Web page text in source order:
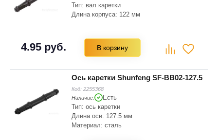
Тип: вал каретки
Длина корпуса: 122 мм
4.95 руб. В корзину
Ось каретки Shunfeng SF-BB02-127.5
Код: 2255368
Наличие:
Есть
Тип: ось каретки
Длина оси: 127.5 мм
Материал: сталь